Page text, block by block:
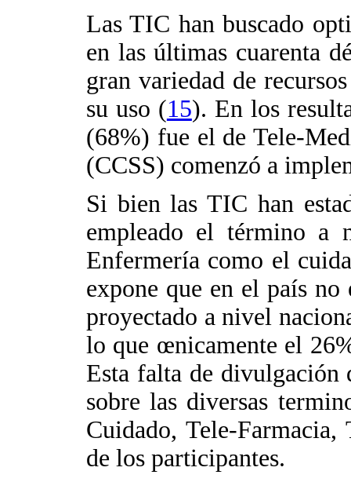
Las TIC han buscado
en las últimas cuarenta
gran variedad de
su uso (15). En los
(68%) fue el de Tele-
(CCSS) comenzó a
Si bien las TIC han
empleado el término a
Enfermería como el
expone que en el país
proyectado a nivel
lo que œnicamente el
Esta falta de divulgación
sobre las diversas
Cuidado, Tele-
de los participantes.